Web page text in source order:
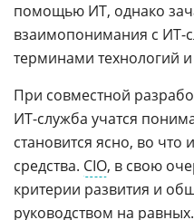
помощью ИТ, однако
взаимопонимания с
терминами технологий и
При совместной
ИТ-служба учатся
становится ясно, во что
средства. CIO, в свою
критерии развития и
руководством на